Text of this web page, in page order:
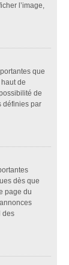
l’image,
que
de
de
définies par
dès que
page du
des